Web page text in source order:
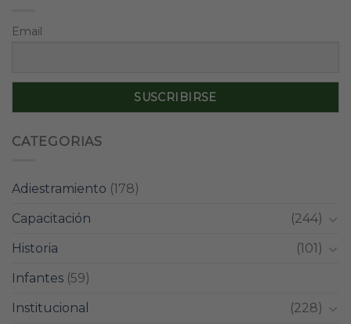
Email
CATEGORIAS
Adiestramiento (178)
Capacitación
(244)
Historia
(101)
Infantes (59)
Institucional
(228)